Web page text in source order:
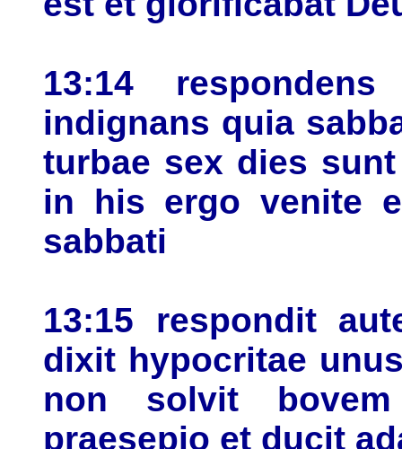
13:14
indignans quia
turbae sex dies
in his ergo venite
sabbati
13:15 respondit
dixit hypocritae
non solvit
praesepio et ducit